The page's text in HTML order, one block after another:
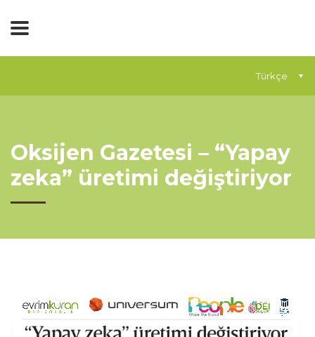
Türkçe
Oksijen Gazetesi – “Yapay
zeka” üretimi değiştiriyor